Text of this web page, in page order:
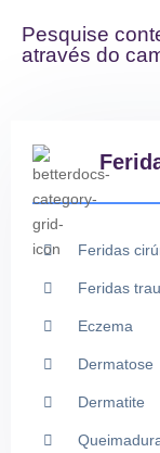
Pesquise
através do
Feridas
Feridas
Eczema
Dermatose
Dermatite